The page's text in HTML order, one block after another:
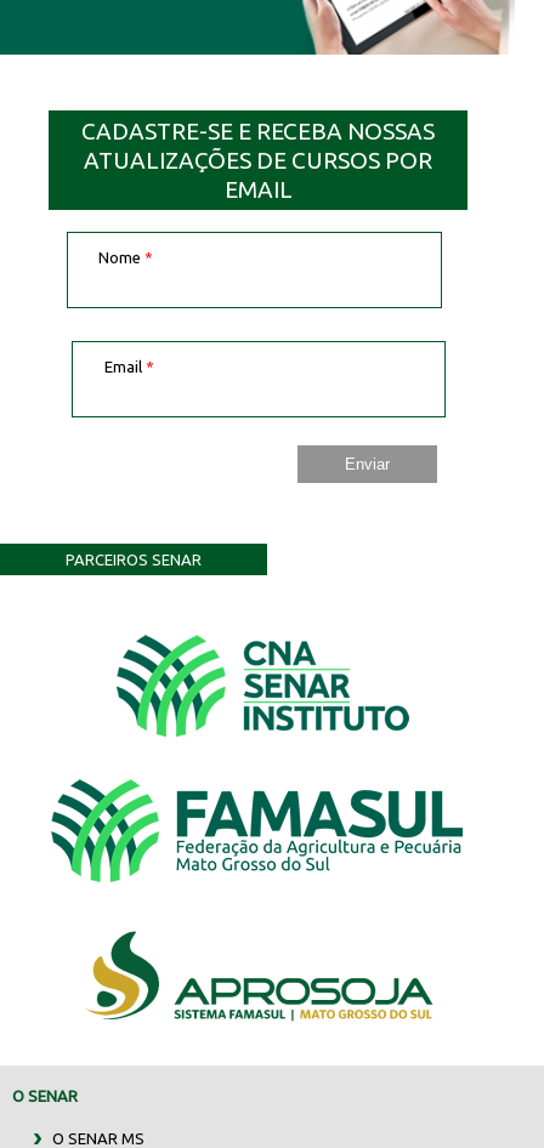
CADASTRE-SE E RECEBA NOSSAS
ATUALIZAÇÕES DE CURSOS POR
EMAIL
Nome *
Email *
PARCEIROS SENAR
O SENAR
O SENAR MS